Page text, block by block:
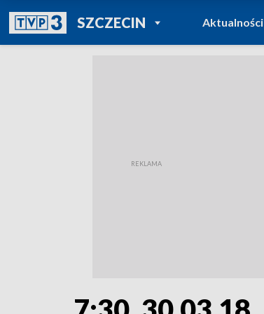
SZCZECINPOWRÓT DO
TVP REGIONY
Aktualności